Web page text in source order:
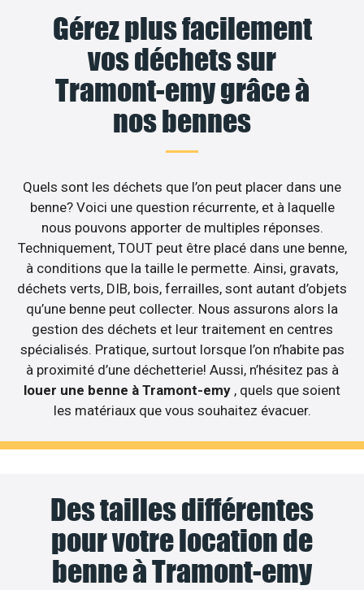
Gérez plus facilement
vos déchets sur
Tramont-emy grâce à
nos bennes
Quels sont les déchets que l’on peut placer dans une
benne? Voici une question récurrente, et à laquelle
nous pouvons apporter de multiples réponses.
Techniquement, TOUT peut être placé dans une benne,
à conditions que la taille le permette. Ainsi, gravats,
déchets verts, DIB, bois, ferrailles, sont autant d’objets
qu’une benne peut collecter. Nous assurons alors la
gestion des déchets et leur traitement en centres
spécialisés. Pratique, surtout lorsque l’on n’habite pas
à proximité d’une déchetterie! Aussi, n’hésitez pas à
louer une benne à Tramont-emy , quels que soient
les matériaux que vous souhaitez évacuer.
Des tailles différentes
pour votre location de
benne à Tramont-emy